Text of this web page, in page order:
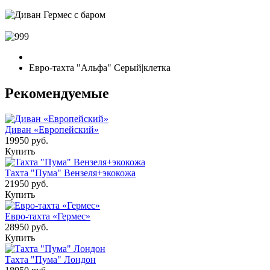
Евро-тахта "Альфа" Серый|клетка
Рекомендуемые
Диван «Европейский»
19950 руб.
Купить
Тахта "Пума" Вензеля+экокожа
21950 руб.
Купить
Евро-тахта «Гермес»
28950 руб.
Купить
Тахта "Пума" Лондон